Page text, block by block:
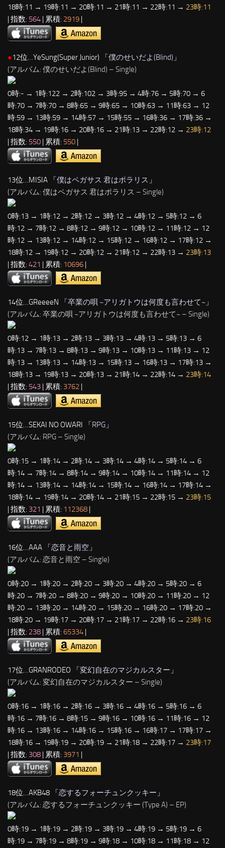
18時:11 → 19時:11 → 20時:11 → 21時:11 → 22時:11 → 23時:11
| 指数: 564 | 累積: 2919 |
●12位…YeSung(Super Junior) 「僕のせいだよ(Blind) 」
(アルバム: 僕のせいだよ(Blind) – Single)
0時:- → 1時:122 → 2時:102 → 3時:95 → 4時:76 → 5時:70 → 6
時:70 → 7時:70 → 8時:65 → 9時:65 → 10時:63 → 11時:63 → 12
時:59 → 13時:59 → 14時:57 → 15時:55 → 16時:36 → 17時:36 →
18時:34 → 19時:16 → 20時:16 → 21時:13 → 22時:12 → 23時:12
| 指数: 550 | 累積: 550 |
13位…MISIA 「僕はペガサス 君はポラリス 」
(アルバム: 僕はペガサス 君はポラリス – Single)
0時:13 → 1時:12 → 2時:12 → 3時:12 → 4時:12 → 5時:12 → 6
時:12 → 7時:12 → 8時:12 → 9時:12 → 10時:12 → 11時:12 → 12
時:12 → 13時:12 → 14時:12 → 15時:12 → 16時:12 → 17時:12 →
18時:12 → 19時:12 → 20時:12 → 21時:12 → 22時:13 → 23時:13
| 指数: 421 | 累積: 10696 |
14位…GReeeeN 「 卒業の唄 ~アリガトウは何度も言わせて~ 」
(アルバム: 卒業の唄 ~アリガトウは何度も言わせて~ – Single)
0時:12 → 1時:13 → 2時:13 → 3時:13 → 4時:13 → 5時:13 → 6
時:13 → 7時:13 → 8時:13 → 9時:13 → 10時:13 → 11時:13 → 12
時:13 → 13時:13 → 14時:13 → 15時:13 → 16時:13 → 17時:13 →
18時:13 → 19時:13 → 20時:13 → 21時:14 → 22時:14 → 23時:14
| 指数: 543 | 累積: 3762
15位…SEKAI NO OWARI 「RPG 」
(アルバム: RPG – Single)
0時:15 → 1時:14 → 2時:14 → 3時:14 → 4時:14 → 5時:14 → 6
時:14 → 7時:14 → 8時:14 → 9時:14 → 10時:14 → 11時:14 → 12
時:14 → 13時:14 → 14時:14 → 15時:14 → 16時:14 → 17時:14 →
18時:14 → 19時:14 → 20時:14 → 21時:15 → 22時:15 → 23時:15
| 指数: 321 | 累積: 112368 |
16位…AAA 「恋音と雨空 」
(アルバム: 恋音と雨空 – Single)
0時:20 → 1時:20 → 2時:20 → 3時:20 → 4時:20 → 5時:20 → 6
時:20 → 7時:20 → 8時:20 → 9時:20 → 10時:20 → 11時:20 → 12
時:20 → 13時:20 → 14時:20 → 15時:20 → 16時:20 → 17時:20 →
18時:20 → 19時:17 → 20時:17 → 21時:17 → 22時:16 → 23時:16
| 指数: 238 | 累積: 65334 |
17位…GRANRODEO 「変幻自在のマジカルスター 」
(アルバム: 変幻自在のマジカルスター – Single)
0時:16 → 1時:16 → 2時:16 → 3時:16 → 4時:16 → 5時:16 → 6
時:16 → 7時:16 → 8時:15 → 9時:16 → 10時:16 → 11時:16 → 12
時:16 → 13時:16 → 14時:16 → 15時:16 → 16時:17 → 17時:17 →
18時:16 → 19時:19 → 20時:19 → 21時:18 → 22時:17 → 23時:17
| 指数: 308 | 累積: 3971 |
18位…AKB48 「恋するフォーチュンクッキー 」
(アルバム: 恋するフォーチュンクッキー (Type A) – EP)
0時:19 → 1時:19 → 2時:19 → 3時:19 → 4時:19 → 5時:19 → 6
時:19 → 7時:19 → 8時:19 → 9時:18 → 10時:18 → 11時:18 → 12